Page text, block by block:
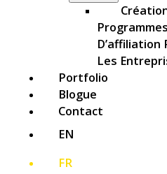
D’affiliation
Les
Portfolio
Blogue
Contact
EN
FR